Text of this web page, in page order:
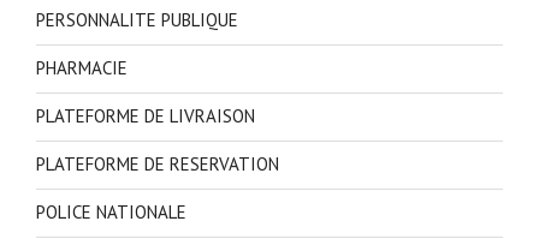
PERSONNALITE PUBLIQUE
PHARMACIE
PLATEFORME DE LIVRAISON
PLATEFORME DE RESERVATION
POLICE NATIONALE